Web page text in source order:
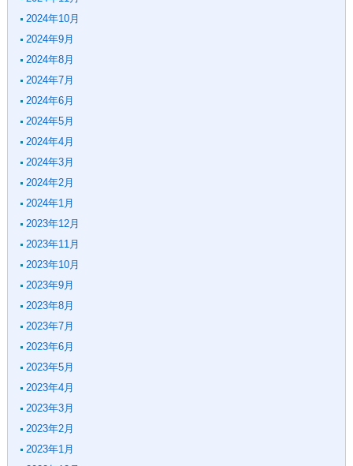
2024年10月
2024年9月
2024年8月
2024年7月
2024年6月
2024年5月
2024年4月
2024年3月
2024年2月
2024年1月
2023年12月
2023年11月
2023年10月
2023年9月
2023年8月
2023年7月
2023年6月
2023年5月
2023年4月
2023年3月
2023年2月
2023年1月